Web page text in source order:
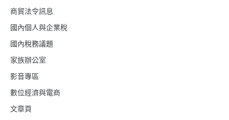
商貿法令訊息
國內個人與企業稅
國內稅務議題
家族辦公室
影音專區
數位經濟與電商
文章頁